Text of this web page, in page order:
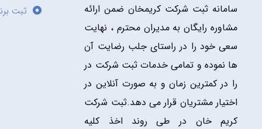
سامانه ثبت شرکت کریمخان ضمن ارائه
مشاوره رایگان به مدیران محترم ، نهایت
سعی خود را در راستای جلب رضایت آن
ها نموده و تمامی خدمات ثبت شرکت در
را در کمترین زمان و به صورت آنلاین در
اختیار مشتریان قرار می دهد.ثبت شرکت
کریم خان در طی روند اخذ کلیه
ثبت